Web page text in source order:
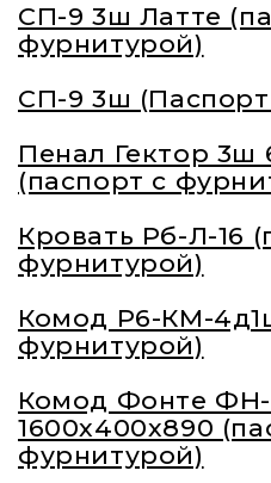
СП-9 3ш Латте
фурнитурой)
СП-9 3ш
Пенал Гектор 3ш
(паспорт с
Кровать Рб-Л-16
фурнитурой)
Комод Р6-КМ-
фурнитурой)
Комод Фонте
1600х400х890
фурнитурой)